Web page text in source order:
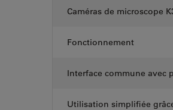
Caméras de microscope
Fonctionnement
Interface commune avec
Utilisation simplifiée